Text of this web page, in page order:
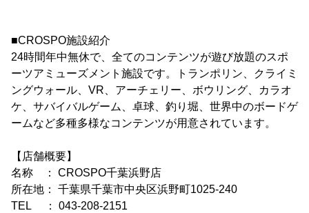
■CROSPO施設紹介
24時間年中無休で、全てのコンテンツが遊び放題のスポ
ーツアミューズメント施設です。トランポリン、クライミ
ングウォール、VR、アーチェリー、ボウリング、カラオ
ケ、サバイバルゲーム、卓球、釣り堀、世界中のボードゲ
ームなど多種多様なコンテンツが用意されています。
【店舗概要】
名称 ： CROSPO千葉浜野店
所在地： 千葉県千葉市中央区浜野町1025-240
TEL ： 043-208-2151